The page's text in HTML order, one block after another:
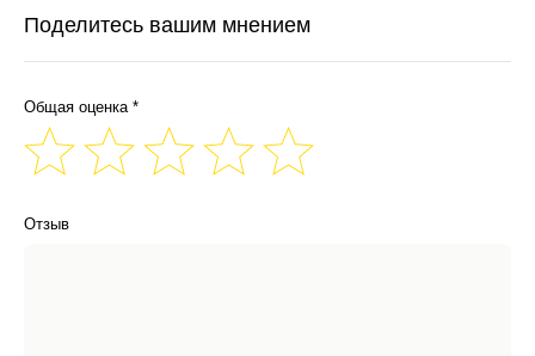
Поделитесь вашим мнением
Общая оценка *
Отзыв